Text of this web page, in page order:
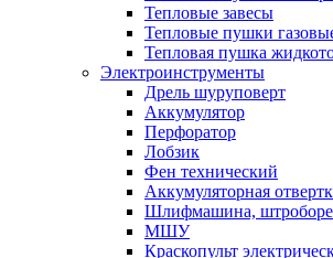
Тепловые завесы
Тепловые пушки
Тепловая пушка
Электроинструменты
Дрель шуруповерт
Аккумулятор
Перфоратор
Лобзик
Фен технический
Аккумуляторная
Шлифмашина,
МШУ
Краскопульт